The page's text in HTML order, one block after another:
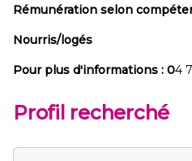
Rémunération selon
Nourris/logés
Pour plus d'informations : 04
Profil recherché